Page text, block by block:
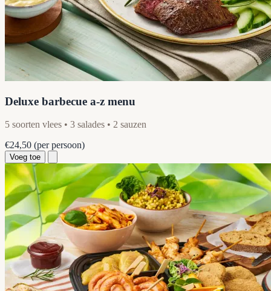
Deluxe barbecue a-z menu
5 soorten vlees • 3 salades • 2 sauzen
€24,50 (per persoon)
Voeg toe